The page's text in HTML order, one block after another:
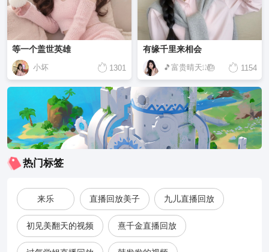
等一个盖世英雄
小坏 1301
有缘千里来相会
🎵富贵晴天㏫🎂 1154
热门标签
来乐 直播回放美子 九儿直播回放
初见美翻天的视频 熹千金直播回放